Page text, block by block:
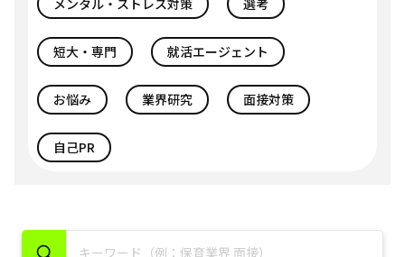
メンタル・ストレス対策 選考
短大・専門 就活エージェント
お悩み 業界研究 面接対策
自己PR